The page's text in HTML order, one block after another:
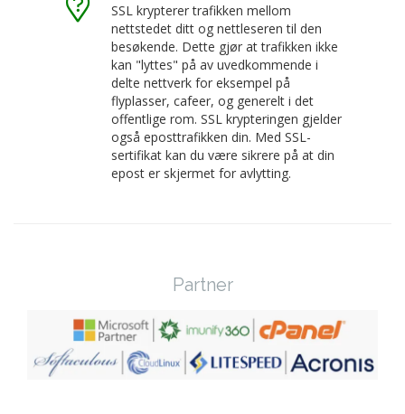
SSL krypterer trafikken mellom
nettstedet ditt og nettleseren til den
besøkende. Dette gjør at trafikken ikke
kan "lyttes" på av uvedkommende i
delte nettverk for eksempel på
flyplasser, cafeer, og generelt i det
offentlige rom. SSL krypteringen gjelder
også eposttrafikken din. Med SSL-
sertifikat kan du være sikrere på at din
epost er skjermet for avlytting.
Partner